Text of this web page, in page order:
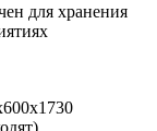
для хранения